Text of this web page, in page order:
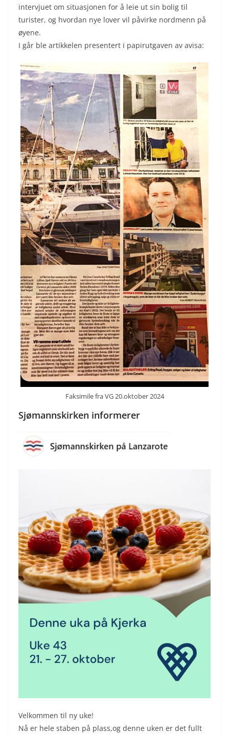
intervjuet om situasjonen for å leie ut sin bolig til
turister, og hvordan nye lover vil påvirke nordmenn på
øyene.
I går ble artikkelen presentert i papirutgaven av avisa:
Faksimile fra VG 20.oktober 2024
Sjømannskirken informerer
Velkommen til ny uke!
Nå er hele staben på plass,og denne uken er det fullt